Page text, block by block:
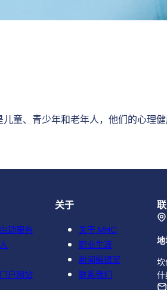
童、青少年和老年人，他们的心理
动服务
户网站
关于
关于 MHC
职业生涯
新闻编辑室
联系我们